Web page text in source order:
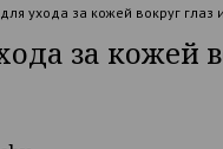
ухода за кожей вокруг глаз
за кожей